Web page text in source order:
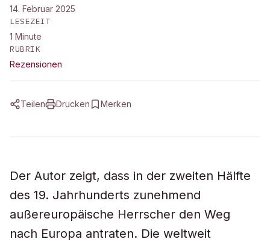
14. Februar 2025
LESEZEIT
1 Minute
RUBRIK
Rezensionen
Teilen Drucken Merken
Der Autor zeigt, dass in der zweiten Hälfte
des 19. Jahrhunderts zunehmend
außereuropäische Herrscher den Weg
nach Europa antraten. Die weltweit